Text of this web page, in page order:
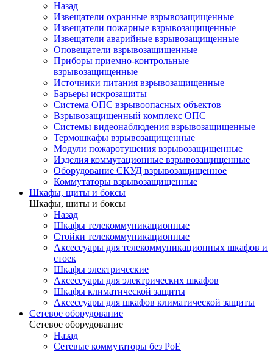
Назад
Извещатели охранные взрывозащищенные
Извещатели пожарные взрывозащищенные
Извещатели аварийные взрывозащищенные
Оповещатели взрывозащищенные
Приборы приемно-контрольные
взрывозащищенные
Источники питания взрывозащищенные
Барьеры искрозащиты
Система ОПС взрывоопасных объектов
Взрывозащищенный комплекс ОПС
Системы видеонаблюдения взрывозащищенные
Термошкафы взрывозащищенные
Модули пожаротушения взрывозащищенные
Изделия коммутационные взрывозащищенные
Оборудование СКУД взрывозащищенное
Коммутаторы взрывозащищенные
Шкафы, щиты и боксы
Шкафы, щиты и боксы
Назад
Шкафы телекоммуникационные
Стойки телекоммуникационные
Аксессуары для телекоммуникационных шкафов и
стоек
Шкафы электрические
Аксессуары для электрических шкафов
Шкафы климатической защиты
Аксессуары для шкафов климатической защиты
Сетевое оборудование
Сетевое оборудование
Назад
Сетевые коммутаторы без PoE